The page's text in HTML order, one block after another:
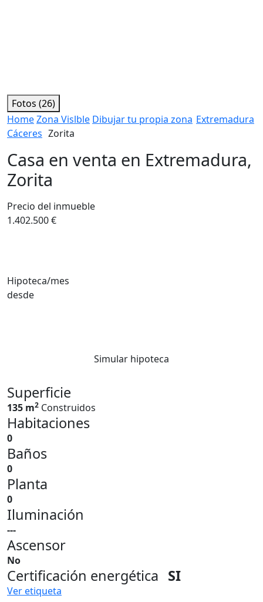
Fotos (26)
HomeZona Vislble Dibujar tu propia zona Extremadura
Cáceres Zorita
Casa en venta en Extremadura,
Zorita
Precio del inmueble
1.402.500 €
Hipoteca/mes
desde
Simular hipoteca
Superficie
135 m2 Construidos
Habitaciones
0
Baños
0
Planta
0
Iluminación
---
Ascensor
No
Certificación energética SI
Ver etiqueta